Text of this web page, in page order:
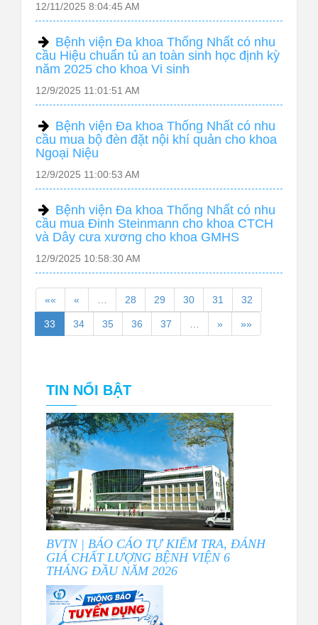
12/11/2025 8:04:45 AM
Bệnh viện Đa khoa Thống Nhất có nhu
cầu Hiệu chuẩn tủ an toàn sinh học định kỳ
năm 2025 cho khoa Vi sinh
12/9/2025 11:01:51 AM
Bệnh viện Đa khoa Thống Nhất có nhu
cầu mua bộ đèn đặt nội khí quản cho khoa
Ngoại Niệu
12/9/2025 11:00:53 AM
Bệnh viện Đa khoa Thống Nhất có nhu
cầu mua Đinh Steinmann cho khoa CTCH
và Dây cưa xương cho khoa GMHS
12/9/2025 10:58:30 AM
«« « … 28 29 30 31 32
33 34 35 36 37 … » »»
TIN NỔI BẬT
BVTN | BÁO CÁO TỰ KIỂM TRA, ĐÁNH
GIÁ CHẤT LƯỢNG BỆNH VIỆN 6
THÁNG ĐẦU NĂM 2026